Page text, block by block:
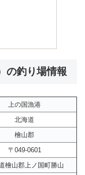
の釣り場情報
上の国漁港
北海道
檜山郡
〒049-0601
檜山郡上ノ国町勝山